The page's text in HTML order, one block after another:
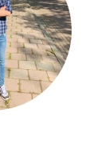
Is KamerDelft
Delft?
Alle